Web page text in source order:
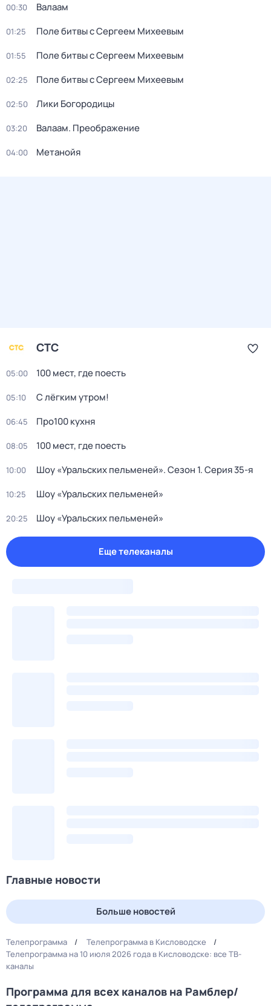
00:30 Валаам
01:25 Поле битвы с Сергеем Михеевым
01:55 Поле битвы с Сергеем Михеевым
02:25 Поле битвы с Сергеем Михеевым
02:50 Лики Богородицы
03:20 Валаам. Преображение
04:00 Метанойя
СТС
05:00 100 мест, где поесть
05:10 С лёгким утром!
06:45 Про100 кухня
08:05 100 мест, где поесть
10:00 Шоу «Уральских пельменей». Сезон 1. Серия 35-я
10:25 Шоу «Уральских пельменей»
20:25 Шоу «Уральских пельменей»
Еще телеканалы
Главные новости
Больше новостей
Телепрограмма
Телепрограмма в Кисловодске
Телепрограмма на 10 июля 2026 года в Кисловодске: все ТВ-
каналы
Программа для всех каналов на Рамблер/